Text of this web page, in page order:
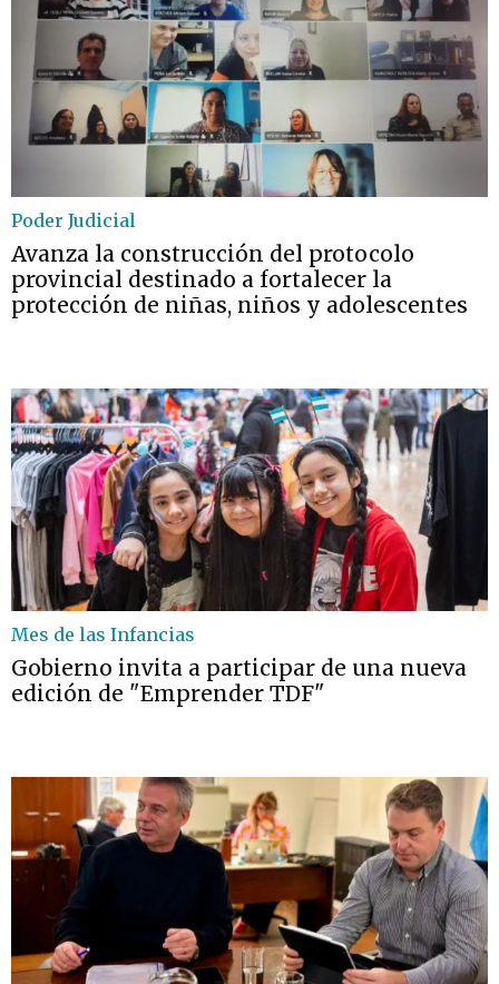
Poder Judicial
Avanza la construcción del protocolo
provincial destinado a fortalecer la
protección de niñas, niños y adolescentes
Mes de las Infancias
Gobierno invita a participar de una nueva
edición de "Emprender TDF"